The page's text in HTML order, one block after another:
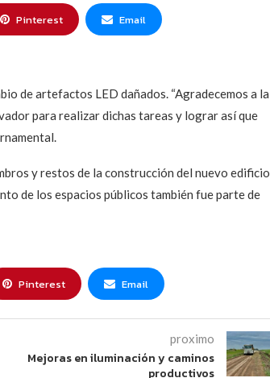
Pinterest Email
de artefactos LED dañados. “Agradecemos a la
para realizar dichas tareas y lograr así que
y restos de la construcción del nuevo edificio
de los espacios públicos también fue parte de
Pinterest Email
proximo
Mejoras en iluminación y caminos
productivos